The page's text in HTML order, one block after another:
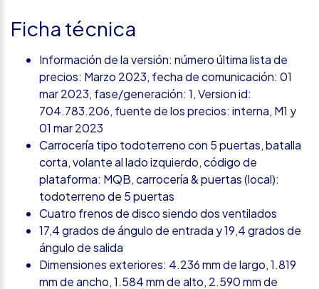
Ficha técnica
Información de la versión: número última lista de
precios: Marzo 2023, fecha de comunicación: 01
mar 2023, fase/generación: 1, Version id:
704.783.206, fuente de los precios: interna, M1 y
01 mar 2023
Carrocería tipo todoterreno con 5 puertas, batalla
corta, volante al lado izquierdo, código de
plataforma: MQB, carrocería & puertas (local):
todoterreno de 5 puertas
Cuatro frenos de disco siendo dos ventilados
17,4 grados de ángulo de entrada y 19,4 grados de
ángulo de salida
Dimensiones exteriores: 4.236 mm de largo, 1.819
mm de ancho, 1.584 mm de alto, 2.590 mm de